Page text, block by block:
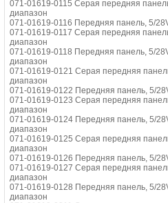
071-01619-0115 Серая передняя
диапазон
071-01619-0116 Передняя панель, 5/
071-01619-0117 Серая передняя
диапазон
071-01619-0118 Передняя панель, 5/
диапазон
071-01619-0121 Серая передняя
диапазон
071-01619-0122 Передняя панель, 5/
071-01619-0123 Серая передняя
диапазон
071-01619-0124 Передняя панель, 5/
диапазон
071-01619-0125 Серая передняя
диапазон
071-01619-0126 Передняя панель, 5/
071-01619-0127 Серая передняя
диапазон
071-01619-0128 Передняя панель, 5/
диапазон